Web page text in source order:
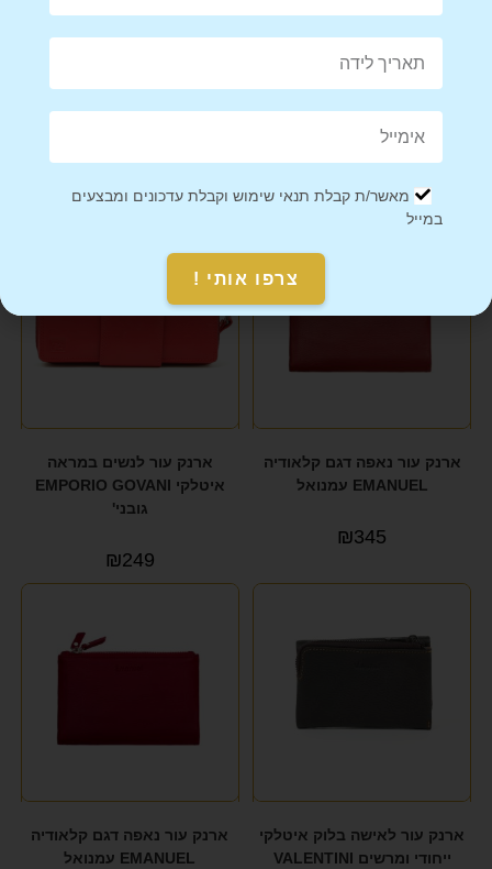
ארנק עור נאפה דגם קלאודיה
EMANUEL עמנואל
₪345
ארנק עור לנשים במראה
איטלקי EMPORIO GOVANI
גובני'
₪249
ארנק עור לאישה בלוק איטלקי
ייחודי ומרשים VALENTINI
ארנק עור נאפה דגם קלאודיה
EMANUEL עמנואל
מאשר/ת קבלת תנאי שימוש וקבלת עדכונים ומבצעים
במייל
צרפו אותי !